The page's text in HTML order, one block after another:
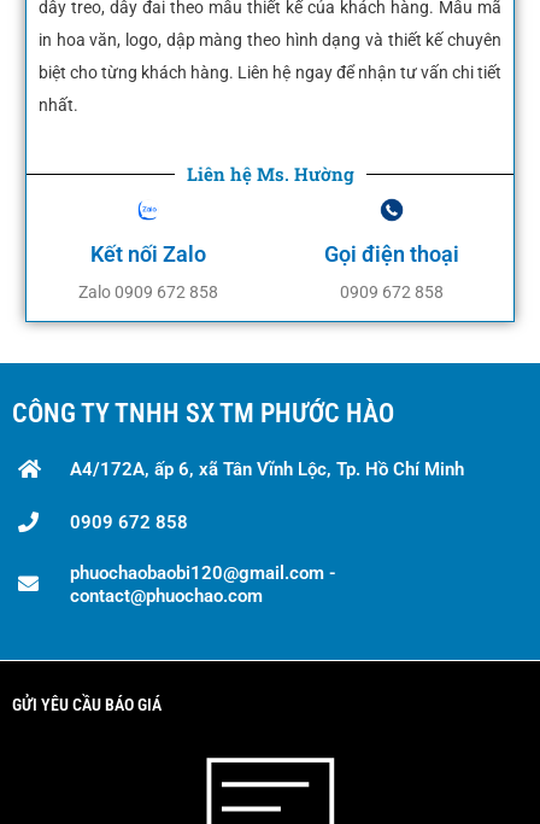
dây treo, dây đai theo mẫu thiết kế của khách hàng. Mẫu mã
in hoa văn, logo, dập màng theo hình dạng và thiết kế chuyên
biệt cho từng khách hàng. Liên hệ ngay để nhận tư vấn chi tiết
nhất.
Liên hệ Ms. Hường
Kết nối Zalo
Zalo 0909 672 858
Gọi điện thoại
0909 672 858
CÔNG TY TNHH SX TM PHƯỚC HÀO
A4/172A, ấp 6, xã Tân Vĩnh Lộc, Tp. Hồ Chí Minh
0909 672 858
phuochaobaobi120@gmail.com -
contact@phuochao.com
GỬI YÊU CẦU BÁO GIÁ